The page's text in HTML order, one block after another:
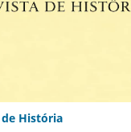
História